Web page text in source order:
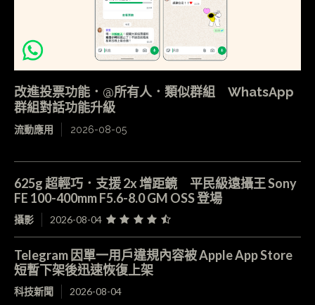
改進投票功能．@所有人．類似群組 WhatsApp
群組對話功能升級
流動應用 2026-08-05
625g 超輕巧．支援 2x 增距鏡 平民級遠攝王 Sony
FE 100-400mm F5.6-8.0 GM OSS 登場
攝影 2026-08-04
Telegram 因單一用戶違規內容被 Apple App Store
短暫下架後迅速恢復上架
科技新聞 2026-08-04